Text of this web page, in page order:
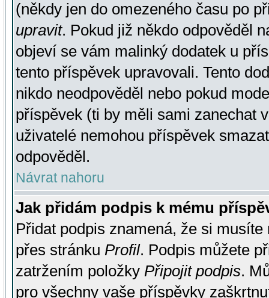
(někdy jen do omezeného času po
upravit. Pokud již někdo odpověděl
objeví se vám malinký dodatek u
tento příspěvek upravovali. Tento
nikdo neodpověděl nebo pokud
příspěvek (ti by měli sami zanechat
uživatelé nemohou příspěvek
odpověděl.
Návrat nahoru
Jak přidám podpis k mému
Přidat podpis znamená, že si
přes stránku Profil. Podpis můžete
zatržením položky Připojit podpis.
pro všechny vaše příspěvky